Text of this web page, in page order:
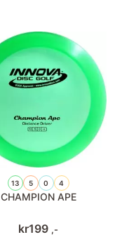
13 5 0 4
CHAMPION APE
kr199 ,-